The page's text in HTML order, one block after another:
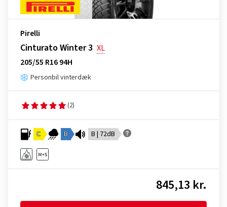
Pirelli
Cinturato Winter 3 XL
205/55 R16 94H
Personbil vinterdæk
(2)
C B B | 72dB
845,13 kr.